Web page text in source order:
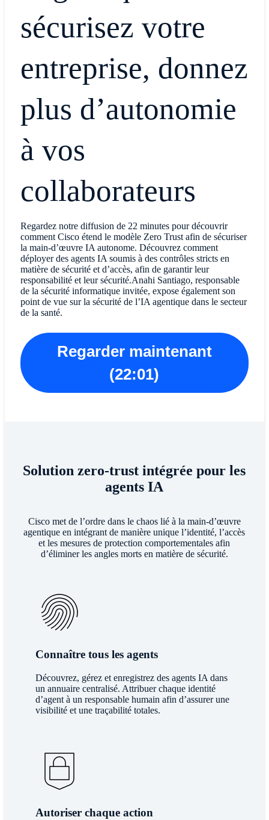
sécurisez votre
entreprise, donnez
plus d’autonomie
à vos
collaborateurs
Regardez notre diffusion de 22 minutes pour découvrir
comment Cisco étend le modèle Zero Trust afin de sécuriser
la main-d’œuvre IA autonome. Découvrez comment
déployer des agents IA soumis à des contrôles stricts en
matière de sécurité et d’accès, afin de garantir leur
responsabilité et leur sécurité.Anahi Santiago, responsable
de la sécurité informatique invitée, expose également son
point de vue sur la sécurité de l’IA agentique dans le secteur
de la santé.
Regarder maintenant
(22:01)
Solution zero-trust intégrée pour les
agents IA
Cisco met de l’ordre dans le chaos lié à la main-d’œuvre
agentique en intégrant de manière unique l’identité, l’accès
et les mesures de protection comportementales afin
d’éliminer les angles morts en matière de sécurité.
Connaître tous les agents
Découvrez, gérez et enregistrez des agents IA dans
un annuaire centralisé. Attribuer chaque identité
d’agent à un responsable humain afin d’assurer une
visibilité et une traçabilité totales.
Autoriser chaque action